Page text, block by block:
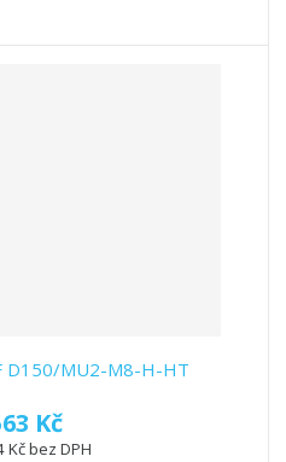
D150/MU2-M8-H-HT
Kč
Kč bez DPH